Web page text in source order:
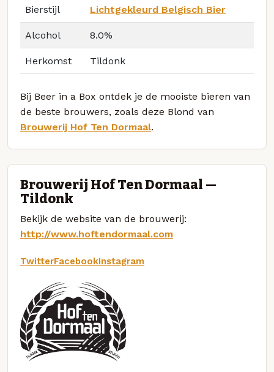
Bierstijl Lichtgekleurd Belgisch Bier
Alcohol 8.0%
Herkomst Tildonk
Bij Beer in a Box ontdek je de mooiste bieren van
de beste brouwers, zoals deze Blond van
Brouwerij Hof Ten Dormaal.
Brouwerij Hof Ten Dormaal —
Tildonk
Bekijk de website van de brouwerij:
http://www.hoftendormaal.com
TwitterFacebookInstagram